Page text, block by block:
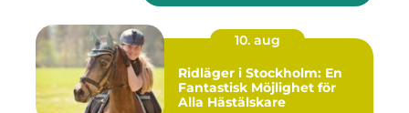
10. aug
Ridläger i Stockholm: En
Fantastisk Möjlighet för
Alla Hästälskare